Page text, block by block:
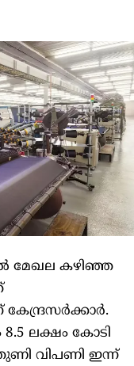
മേഖല കഴിഞ്ഞ
ലക്ഷം കോടി
വിപണി ഇന്ന്